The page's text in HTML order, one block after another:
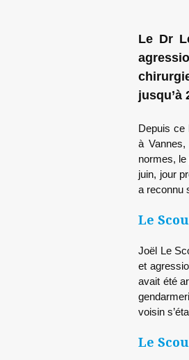
Le Dr
jusqu’à
Depuis ce
à
normes, le
juin, jour
a reconnu
Le
Joël Le
et
avait été
voisin
Le